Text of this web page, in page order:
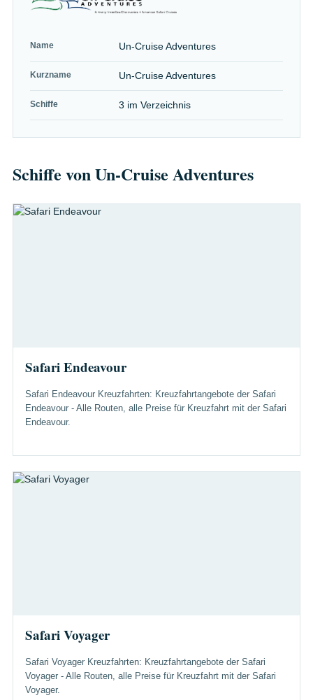
Name Un-Cruise Adventures
Kurzname Un-Cruise Adventures
Schiffe 3 im Verzeichnis
Schiffe von Un-Cruise Adventures
Safari Endeavour
Safari Endeavour Kreuzfahrten: Kreuzfahrtangebote der Safari
Endeavour - Alle Routen, alle Preise für Kreuzfahrt mit der Safari
Endeavour.
Safari Voyager
Safari Voyager Kreuzfahrten: Kreuzfahrtangebote der Safari
Voyager - Alle Routen, alle Preise für Kreuzfahrt mit der Safari
Voyager.